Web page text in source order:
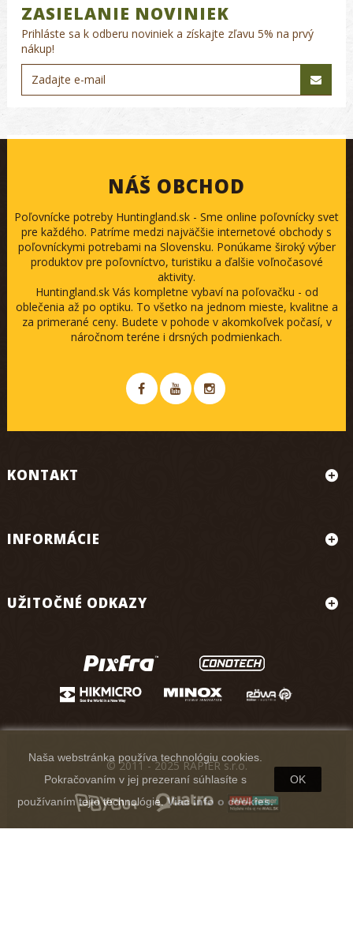
ZASIELANIE NOVINIEK
Prihláste sa k odberu noviniek a získajte zľavu 5% na prvý
nákup!
NÁŠ OBCHOD
Poľovnícke potreby Huntingland.sk - Sme online poľovnícky svet
pre každého. Patríme medzi najväčšie internetové obchody s
poľovníckymi potrebami na Slovensku. Ponúkame široký výber
produktov pre poľovníctvo, turistiku a ďalšie voľnočasové
aktivity.
Huntingland.sk Vás kompletne vybaví na poľovačku - od
oblečenia až po optiku. To všetko na jednom mieste, kvalitne a
za primerané ceny. Budete v pohode v akomkoľvek počasí, v
náročnom teréne i drsných podmienkach.
KONTAKT
INFORMÁCIE
UŽITOČNÉ ODKAZY
Naša webstránka používa technológiu cookies.
Pokračovaním v jej prezeraní súhlasíte s
používaním tejto technológie.Viac info o cookies.
OK
© 2011 - 2025 RAPIER s.r.o.